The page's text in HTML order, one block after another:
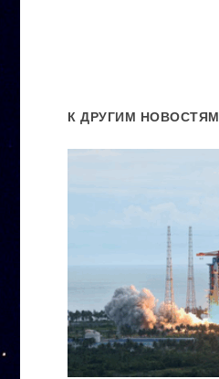
К ДРУГИМ НОВОСТЯМ